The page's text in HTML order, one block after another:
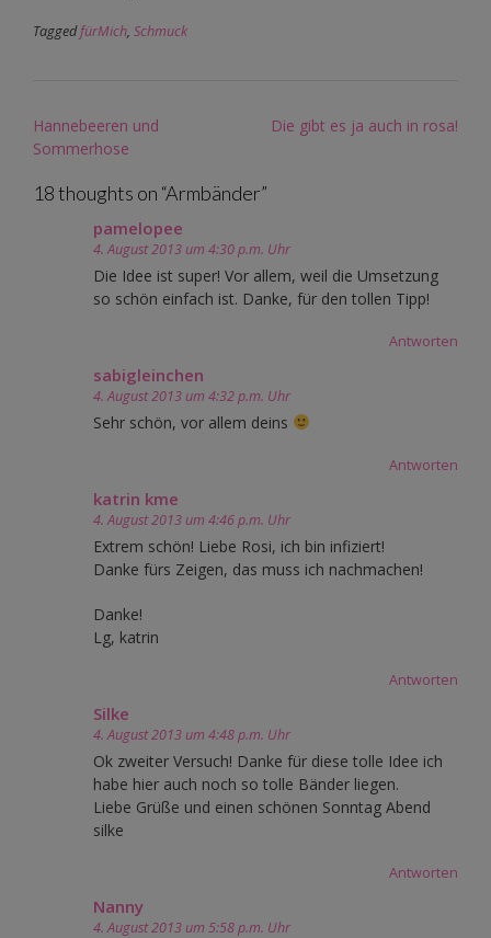
TaggedfürMich, Schmuck
Post
navigation
Hannebeeren und
Sommerhose
Die gibt es ja auch in rosa!
18 thoughts on “Armbänder”
pamelopee
4. August 2013 um 4:30 p.m. Uhr
Die Idee ist super! Vor allem, weil die Umsetzung
so schön einfach ist. Danke, für den tollen Tipp!
Antworten
sabigleinchen
4. August 2013 um 4:32 p.m. Uhr
Sehr schön, vor allem deins
Antworten
katrin kme
4. August 2013 um 4:46 p.m. Uhr
Extrem schön! Liebe Rosi, ich bin infiziert!
Danke fürs Zeigen, das muss ich nachmachen!
Danke!
Lg, katrin
Antworten
Silke
4. August 2013 um 4:48 p.m. Uhr
Ok zweiter Versuch! Danke für diese tolle Idee ich
habe hier auch noch so tolle Bänder liegen.
Liebe Grüße und einen schönen Sonntag Abend
silke
Antworten
Nanny
4. August 2013 um 5:58 p.m. Uhr